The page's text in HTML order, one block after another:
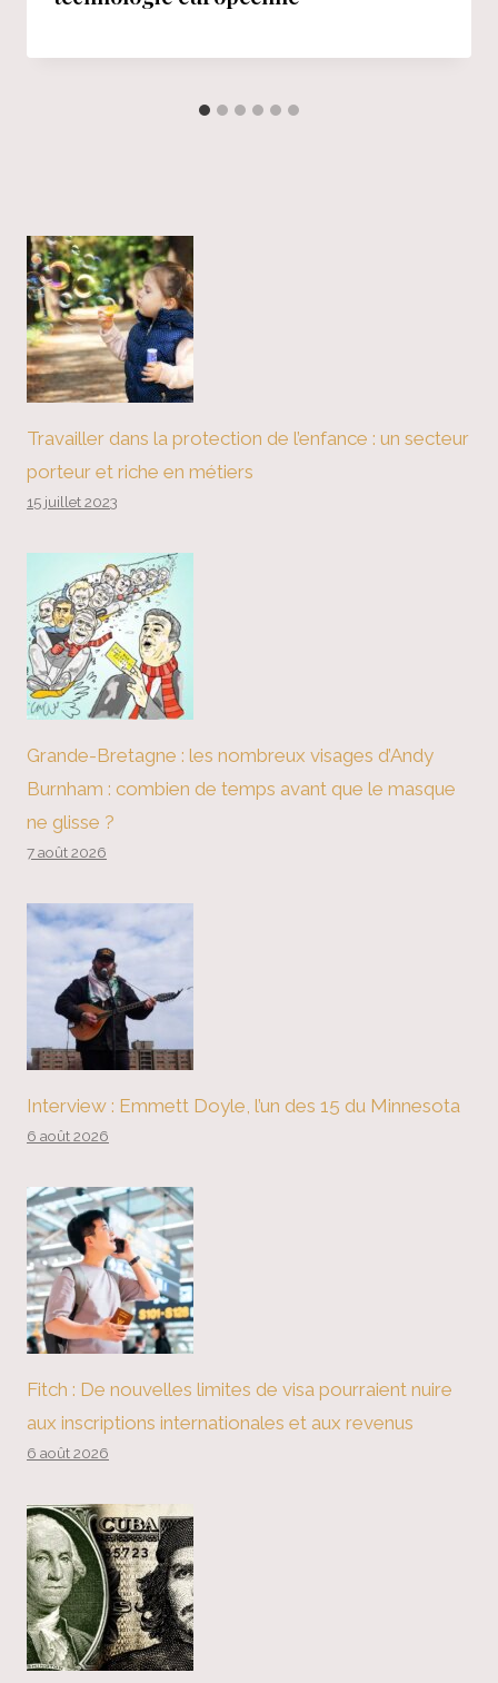
Travailler dans la protection de l’enfance : un secteur
porteur et riche en métiers
15 juillet 2023
Grande-Bretagne : les nombreux visages d’Andy
Burnham : combien de temps avant que le masque
ne glisse ?
7 août 2026
Interview : Emmett Doyle, l’un des 15 du Minnesota
6 août 2026
Fitch : De nouvelles limites de visa pourraient nuire
aux inscriptions internationales et aux revenus
6 août 2026